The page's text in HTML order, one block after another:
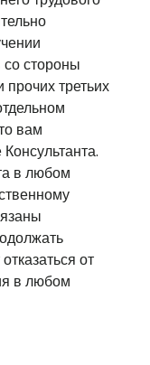
со стороны
третьих
вам
в любом
от
в любом